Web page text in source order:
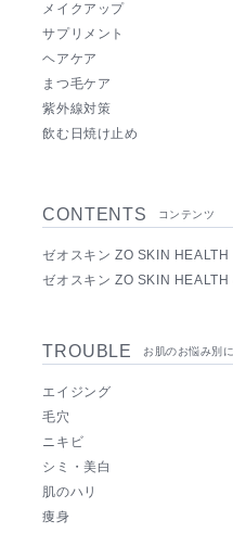
メイクアップ
サプリメント
ヘアケア
まつ毛ケア
紫外線対策
飲む日焼け止め
CONTENTS コンテンツ
ゼオスキン ZO SKIN HEALTH
ゼオスキン ZO SKIN HEALTH
TROUBLE お肌のお悩み別
エイジング
毛穴
ニキビ
シミ・美白
肌のハリ
痩身